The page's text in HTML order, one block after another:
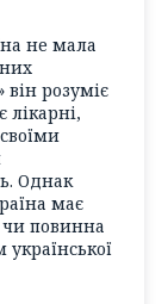
не мала
він розуміє
лікарні,
Однак
має
чи повинна